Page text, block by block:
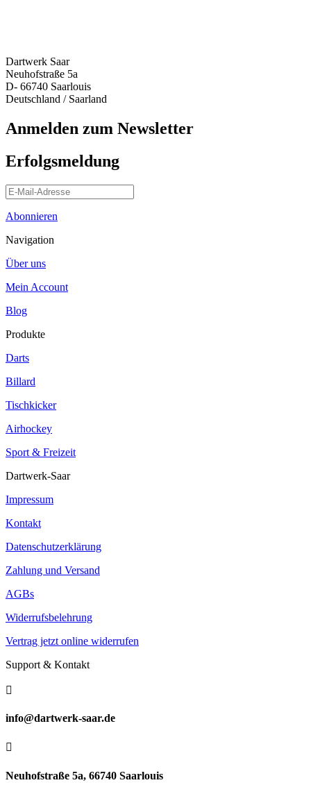
Dartwerk Saar
Neuhofstraße 5a
D- 66740 Saarlouis
Deutschland / Saarland
Anmelden zum Newsletter
Erfolgsmeldung
Abonnieren
Navigation
Über uns
Mein Account
Blog
Produkte
Darts
Billard
Tischkicker
Airhockey
Sport & Freizeit
Dartwerk-Saar
Impressum
Kontakt
Datenschutzerklärung
Zahlung und Versand
AGBs
Widerrufsbelehrung
Vertrag jetzt online widerrufen
Support & Kontakt

info@dartwerk-saar.de

Neuhofstraße 5a, 66740 Saarlouis